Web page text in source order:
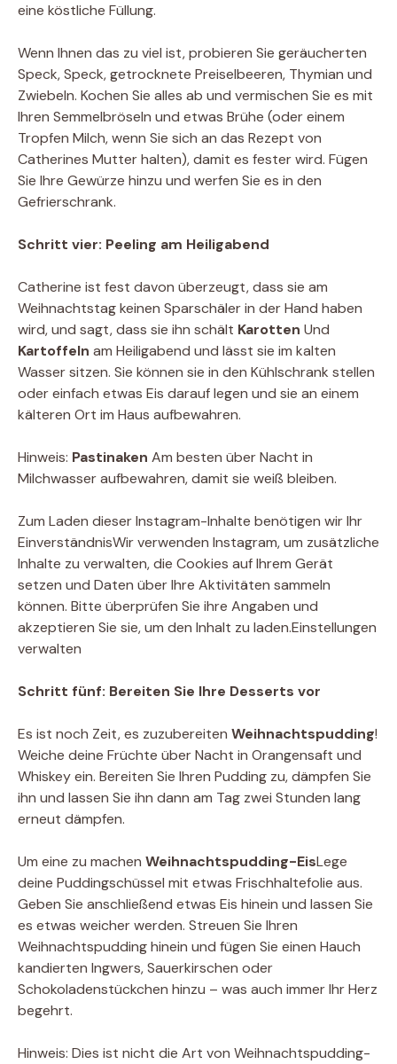
eine köstliche Füllung.
Wenn Ihnen das zu viel ist, probieren Sie geräucherten
Speck, Speck, getrocknete Preiselbeeren, Thymian und
Zwiebeln. Kochen Sie alles ab und vermischen Sie es mit
Ihren Semmelbröseln und etwas Brühe (oder einem
Tropfen Milch, wenn Sie sich an das Rezept von
Catherines Mutter halten), damit es fester wird. Fügen
Sie Ihre Gewürze hinzu und werfen Sie es in den
Gefrierschrank.
Schritt vier: Peeling am Heiligabend
Catherine ist fest davon überzeugt, dass sie am
Weihnachtstag keinen Sparschäler in der Hand haben
wird, und sagt, dass sie ihn schält Karotten Und
Kartoffeln am Heiligabend und lässt sie im kalten
Wasser sitzen. Sie können sie in den Kühlschrank stellen
oder einfach etwas Eis darauf legen und sie an einem
kälteren Ort im Haus aufbewahren.
Hinweis: Pastinaken Am besten über Nacht in
Milchwasser aufbewahren, damit sie weiß bleiben.
Zum Laden dieser Instagram-Inhalte benötigen wir Ihr
EinverständnisWir verwenden Instagram, um zusätzliche
Inhalte zu verwalten, die Cookies auf Ihrem Gerät
setzen und Daten über Ihre Aktivitäten sammeln
können. Bitte überprüfen Sie ihre Angaben und
akzeptieren Sie sie, um den Inhalt zu laden.Einstellungen
verwalten
Schritt fünf: Bereiten Sie Ihre Desserts vor
Es ist noch Zeit, es zuzubereiten Weihnachtspudding!
Weiche deine Früchte über Nacht in Orangensaft und
Whiskey ein. Bereiten Sie Ihren Pudding zu, dämpfen Sie
ihn und lassen Sie ihn dann am Tag zwei Stunden lang
erneut dämpfen.
Um eine zu machen Weihnachtspudding-EisLege
deine Puddingschüssel mit etwas Frischhaltefolie aus.
Geben Sie anschließend etwas Eis hinein und lassen Sie
es etwas weicher werden. Streuen Sie Ihren
Weihnachtspudding hinein und fügen Sie einen Hauch
kandierten Ingwers, Sauerkirschen oder
Schokoladenstückchen hinzu – was auch immer Ihr Herz
begehrt.
Hinweis: Dies ist nicht die Art von Weihnachtspudding-